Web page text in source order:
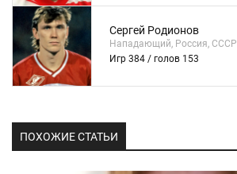
Сергей Родионов
Нападающий, Россия, СССР
Игр 384 / голов 153
ПОХОЖИЕ СТАТЬИ